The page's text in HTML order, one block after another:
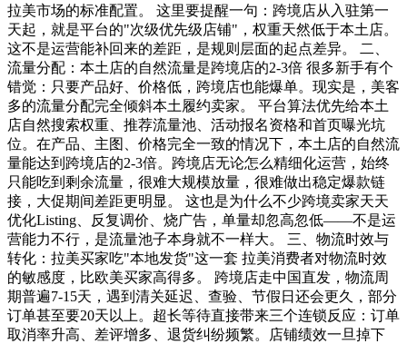
拉美市场的标准配置。 这里要提醒一句：跨境店从入驻第一
天起，就是平台的"次级优先级店铺"，权重天然低于本土店。
这不是运营能补回来的差距，是规则层面的起点差异。 二、
流量分配：本土店的自然流量是跨境店的2-3倍 很多新手有个
错觉：只要产品好、价格低，跨境店也能爆单。现实是，美客
多的流量分配完全倾斜本土履约卖家。 平台算法优先给本土
店自然搜索权重、推荐流量池、活动报名资格和首页曝光坑
位。在产品、主图、价格完全一致的情况下，本土店的自然流
量能达到跨境店的2-3倍。跨境店无论怎么精细化运营，始终
只能吃到剩余流量，很难大规模放量，很难做出稳定爆款链
接，大促期间差距更明显。 这也是为什么不少跨境卖家天天
优化Listing、反复调价、烧广告，单量却忽高忽低——不是运
营能力不行，是流量池子本身就不一样大。 三、物流时效与
转化：拉美买家吃"本地发货"这一套 拉美消费者对物流时效
的敏感度，比欧美买家高得多。 跨境店走中国直发，物流周
期普遍7-15天，遇到清关延迟、查验、节假日还会更久，部分
订单甚至要20天以上。超长等待直接带来三个连锁反应：订单
取消率升高、差评增多、退货纠纷频繁。店铺绩效一旦掉下